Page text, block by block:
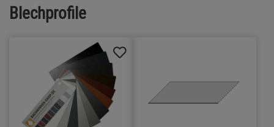
Blechprofile